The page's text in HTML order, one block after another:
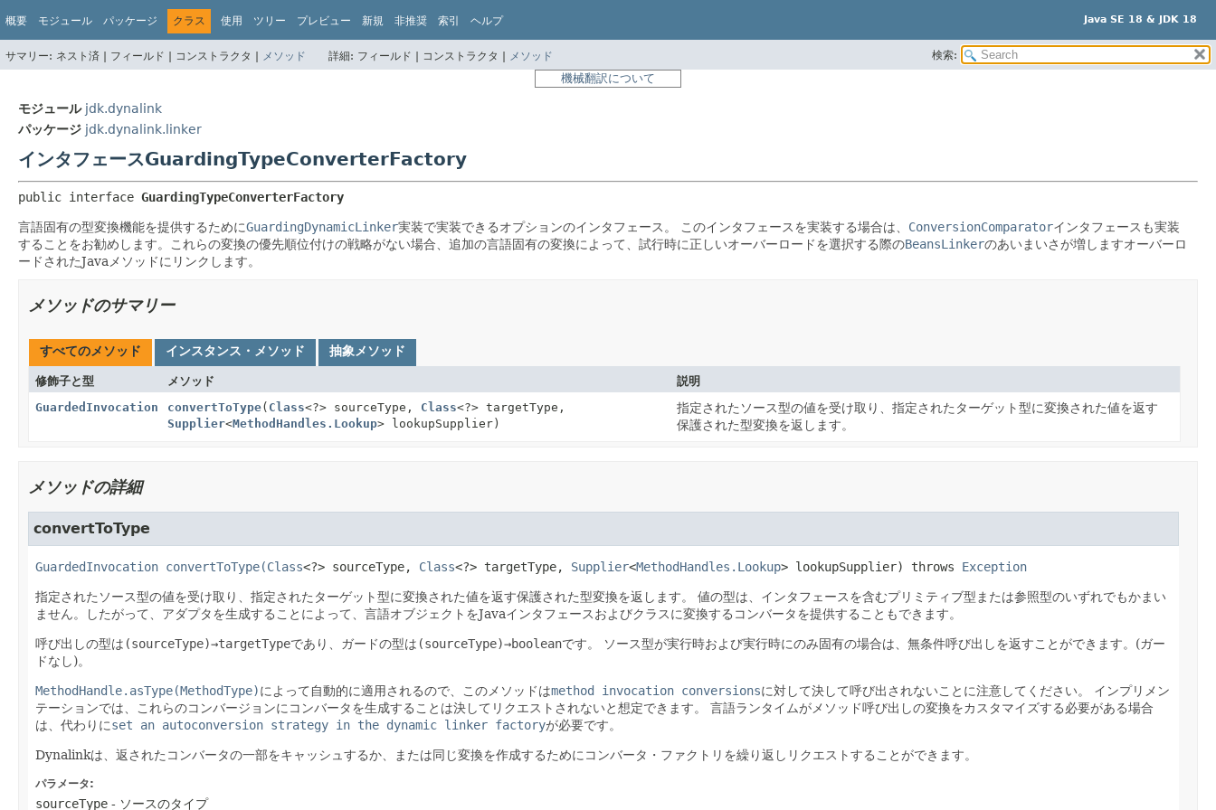
Java SE 18 & JDK 18
概要 モジュール パッケージ クラス 使用 ツリー プレビュー 新規 非推奨 索引 ヘルプ
サマリー: ネスト済 | フィールド | コンストラクタ | メソッド 詳細: フィールド | コンストラクタ | メソッド 検索:
機械翻訳について
モジュール jdk.dynalink
パッケージ jdk.dynalink.linker
インタフェースGuardingTypeConverterFactory
public interface GuardingTypeConverterFactory
言語固有の型変換機能を提供するためにGuardingDynamicLinker実装で実装できるオプションのインタフェース。 このインタフェースを実装する場合は、 ConversionComparatorインタフェースも実装
することをお勧めします。これらの変換の優先順位付けの戦略がない場合、追加の言語固有の変換によって、試行時に正しいオーバーロードを選択する際のBeansLinkerのあいまいさが増しますオーバーロ
ードされたJavaメソッドにリンクします。
メソッドのサマリー
すべてのメソッド インスタンス・メソッド 抽象メソッド
修飾子と型 メソッド
説明
GuardedInvocation
convertToType( Class<?> sourceType, Class<?> targetType,
Supplier<MethodHandles.Lookup> lookupSupplier)
指定されたソース型の値を受け取り、指定されたターゲット型に変換された値を返す
保護された型変換を返します。
メソッドの詳細
convertToType
GuardedInvocation convertToType(Class<?> sourceType, Class<?> targetType, Supplier<MethodHandles.Lookup> lookupSupplier) throws Exception
指定されたソース型の値を受け取り、指定されたターゲット型に変換された値を返す保護された型変換を返します。
値の型は、インタフェースを含むプリミティブ型または参照型のいずれでもかまい
ません。したがって、アダプタを生成することによって、言語オブジェクトをJavaインタフェースおよびクラスに変換するコンバータを提供することもできます。
呼び出しの型は (sourceType)→targetTypeであり、ガードの型は (sourceType)→booleanです。
ソース型が実行時および実行時にのみ固有の場合は、無条件呼び出しを返すことができます。(ガー
ドなし)。
MethodHandle.asType(MethodType)によって自動的に適用されるので、このメソッドはmethod invocation conversionsに対して決して呼び出されないことに注意してください。
インプリメン
テーションでは、これらのコンバージョンにコンバータを生成することは決してリクエストされないと想定できます。
言語ランタイムがメソッド呼び出しの変換をカスタマイズする必要がある場合
は、代わりにset an autoconversion strategy in the dynamic linker factoryが必要です。
Dynalinkは、返されたコンバータの一部をキャッシュするか、または同じ変換を作成するためにコンバータ・ファクトリを繰り返しリクエストすることができます。
パラメータ:
sourceType - ソースのタイプ